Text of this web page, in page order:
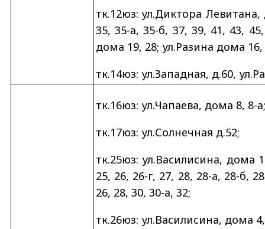
тк.12юз: ул.Диктора
35, 35-а, 35-б, 37, 39, 41, 43,
дома 19, 28; ул.Разина дома 16,
тк.14юз: ул.Западная, д.60,
тк.16юз: ул.Чапаева, дома 8, 8-а;
тк.17юз: ул.Солнечная д.52;
тк.25юз: ул.Василисина, дома
25, 26, 26-г, 27, 28, 28-а, 28-б,
26, 28, 30, 30-а, 32;
тк.26юз: ул.Василисина, дома